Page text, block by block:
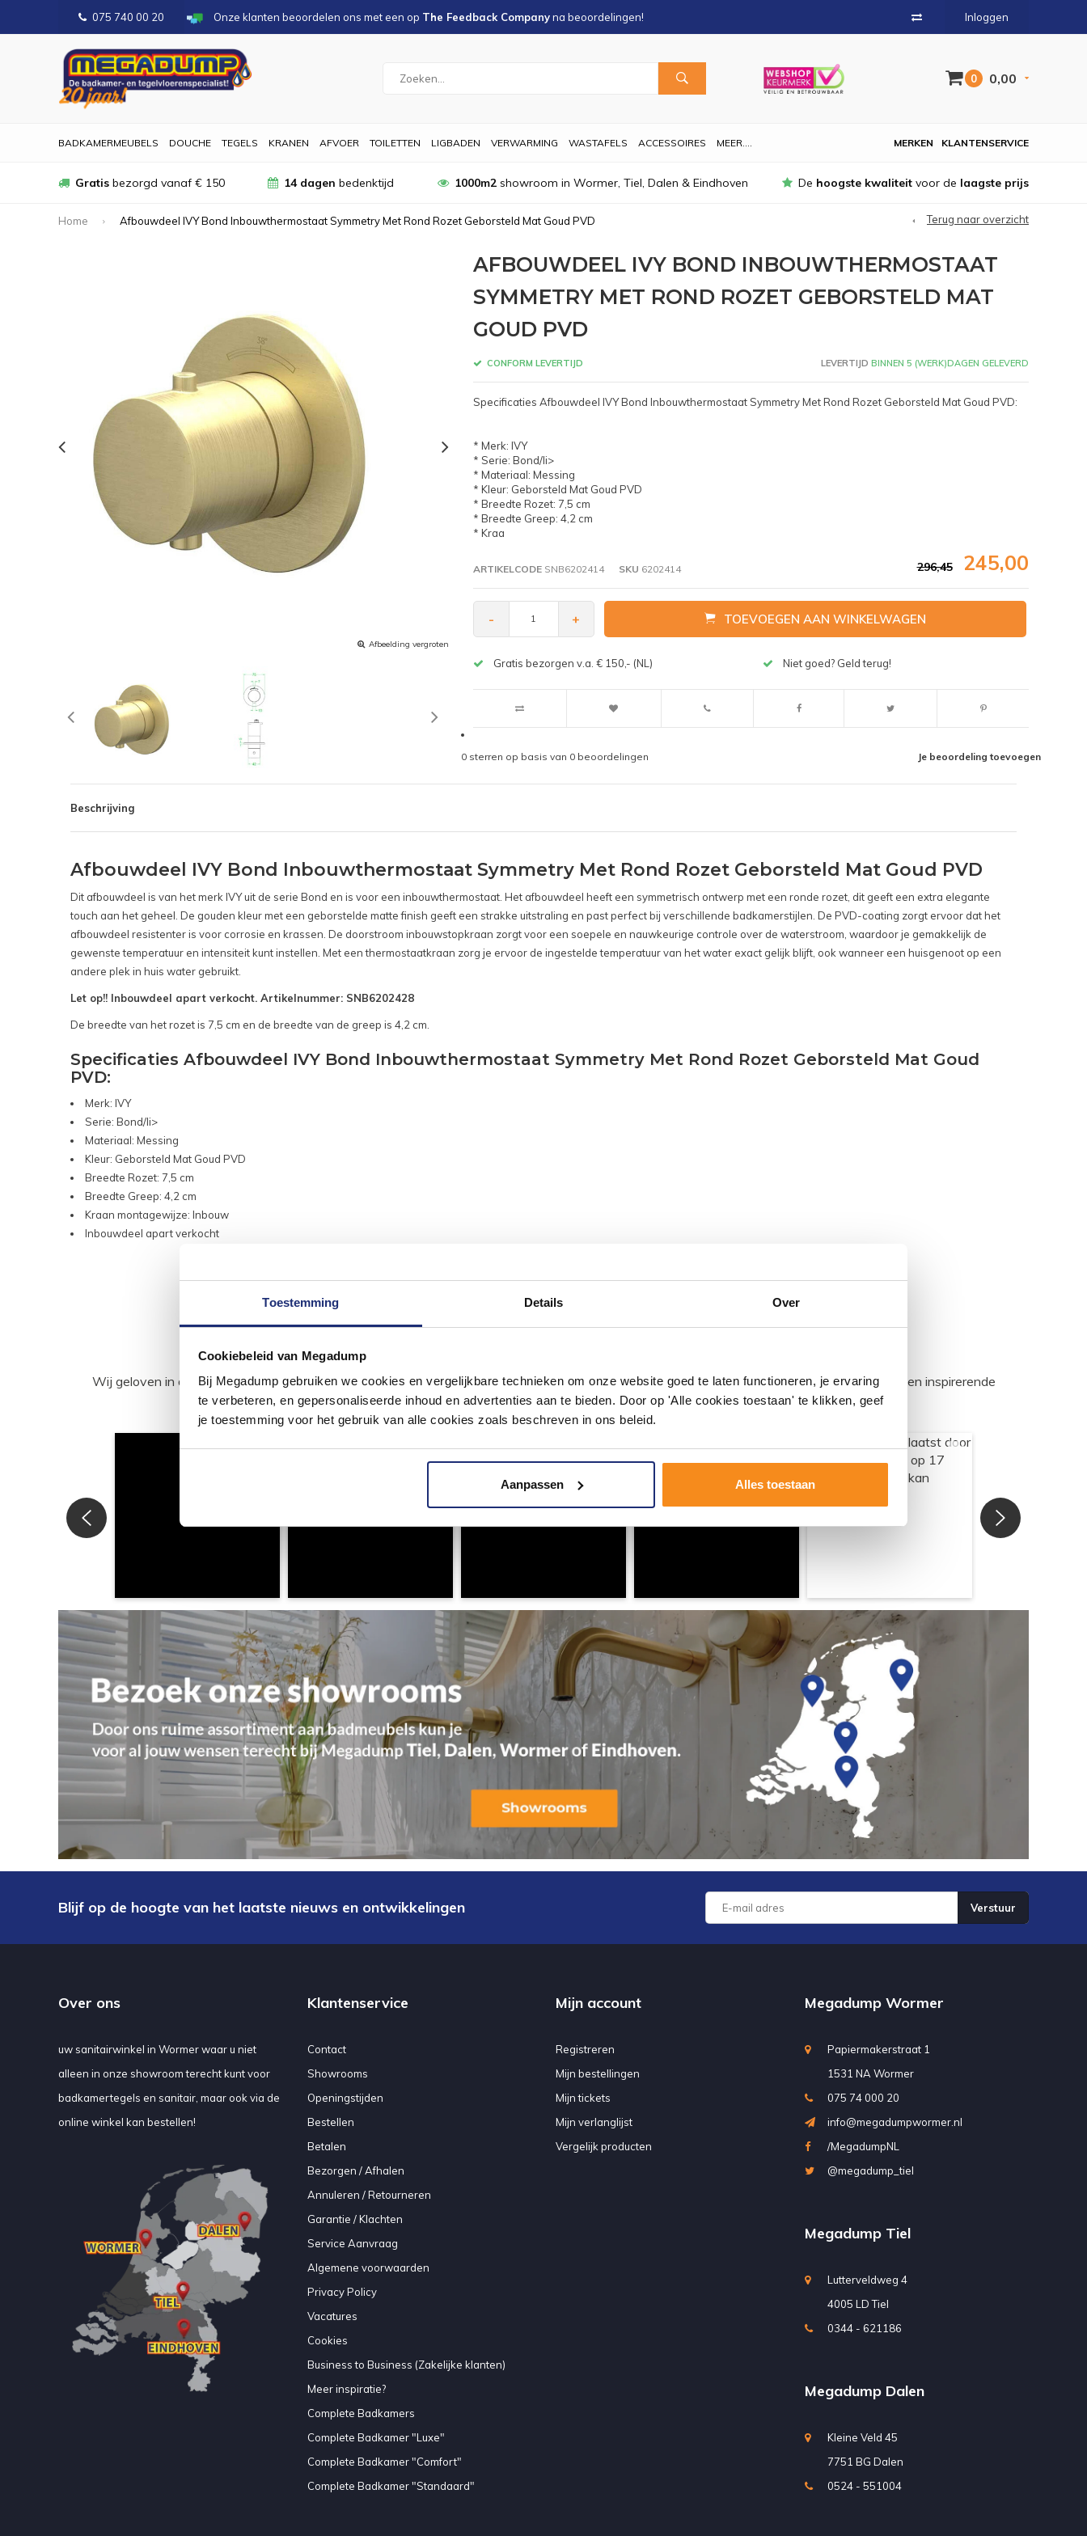
Toestemming Details Over
Cookiebeleid van Megadump
Bij Megadump gebruiken we cookies en vergelijkbare technieken om onze website goed te laten functioneren, je ervaring
te verbeteren, en gepersonaliseerde inhoud en advertenties aan te bieden. Door op 'Alle cookies toestaan' te klikken, geef
je toestemming voor het gebruik van alle cookies zoals beschreven in ons beleid.
Aanpassen Alles toestaan
075 740 00 20 Onze klanten beoordelen ons met een op The Feedback Companyna beoordelingen! Inloggen
0 0,00
BADKAMERMEUBELS DOUCHE TEGELS KRANEN AFVOER TOILETTEN LIGBADEN VERWARMING WASTAFELS ACCESSOIRES MEER.... KLANTENSERVICE
MERKEN
Gratis bezorgd vanaf € 150 14 dagen bedenktijd 1000m2showroom in Wormer, Tiel, Dalen & Eindhoven De hoogste kwaliteit voor de laagste prijs
Home Afbouwdeel IVY Bond Inbouwthermostaat Symmetry Met Rond Rozet Geborsteld Mat Goud PVD Terug naar overzicht
Afbeelding vergroten
AFBOUWDEEL IVY BOND INBOUWTHERMOSTAAT
SYMMETRY MET ROND ROZET GEBORSTELD MAT
GOUD PVD
CONFORM LEVERTIJD LEVERTIJD BINNEN 5 (WERK)DAGEN GELEVERD
Specificaties Afbouwdeel IVY Bond Inbouwthermostaat Symmetry Met Rond Rozet Geborsteld Mat Goud PVD:
* Merk: IVY
* Serie: Bond/li>
* Materiaal: Messing
* Kleur: Geborsteld Mat Goud PVD
* Breedte Rozet: 7,5 cm
* Breedte Greep: 4,2 cm
* Kraa
ARTIKELCODESNB6202414 SKU 6202414 296,45 245,00
- + TOEVOEGEN AAN WINKELWAGEN
Gratis bezorgen v.a. € 150,- (NL) Niet goed? Geld terug!
Je beoordeling toevoegen
0sterren op basis van 0beoordelingen
Beschrijving
Afbouwdeel IVY Bond Inbouwthermostaat Symmetry Met Rond Rozet Geborsteld Mat Goud PVD
Dit afbouwdeel is van het merk IVY uit de serie Bond en is voor een inbouwthermostaat. Het afbouwdeel heeft een symmetrisch ontwerp met een ronde rozet, dit geeft een extra elegante
touch aan het geheel. De gouden kleur met een geborstelde matte finish geeft een strakke uitstraling en past perfect bij verschillende badkamerstijlen. De PVD-coating zorgt ervoor dat het
afbouwdeel resistenter is voor corrosie en krassen. De doorstroom inbouwstopkraan zorgt voor een soepele en nauwkeurige controle over de waterstroom, waardoor je gemakkelijk de
gewenste temperatuur en intensiteit kunt instellen. Met een thermostaatkraan zorg je ervoor de ingestelde temperatuur van het water exact gelijk blijft, ook wanneer een huisgenoot op een
andere plek in huis water gebruikt.
Let op!! Inbouwdeel apart verkocht. Artikelnummer: SNB6202428
De breedte van het rozet is 7,5 cm en de breedte van de greep is 4,2 cm.
Specificaties Afbouwdeel IVY Bond Inbouwthermostaat Symmetry Met Rond Rozet Geborsteld Mat Goud
PVD:
Merk: IVY
Serie: Bond/li>
Materiaal: Messing
Kleur: Geborsteld Mat Goud PVD
Breedte Rozet: 7,5 cm
Breedte Greep: 4,2 cm
Kraan montagewijze: Inbouw
Inbouwdeel apart verkocht
Wij geloven in de kracht van delen. Deel jouw badkamer op Instagram met #mijndroombadkamer en tag @megadumpnl. Samen bouwen we een inspirerende
omgeving vol met unieke badkamerstijlen. Doe je mee?
Blijf op de hoogte van het laatste nieuws en ontwikkelingen Verstuur
Over ons
uw sanitairwinkel in Wormer waar u niet
alleen in onze showroom terecht kunt voor
badkamertegels en sanitair, maar ook via de
online winkel kan bestellen!
Klantenservice
Contact
Showrooms
Openingstijden
Bestellen
Betalen
Bezorgen / Afhalen
Annuleren / Retourneren
Garantie / Klachten
Service Aanvraag
Algemene voorwaarden
Privacy Policy
Vacatures
Cookies
Business to Business (Zakelijke klanten)
Meer inspiratie?
Complete Badkamers
Complete Badkamer "Luxe"
Complete Badkamer "Comfort"
Complete Badkamer "Standaard"
Mijn account
Registreren
Mijn bestellingen
Mijn tickets
Mijn verlanglijst
Vergelijk producten
Megadump Wormer
Papiermakerstraat 1
1531 NA Wormer
075 74 000 20
info@megadumpwormer.nl
/MegadumpNL
@megadump_tiel
Megadump Tiel
Lutterveldweg 4
4005 LD Tiel
0344 - 621186
Megadump Dalen
Kleine Veld 45
7751 BG Dalen
0524 - 551004